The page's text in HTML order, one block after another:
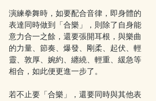
演練拳舞時，如要配合音律，即身體的
表達同時做到「合樂」，則除了自身能
意力合一之餘，還要張開耳根，與樂曲
的力量、節奏、爆發、剛柔、起伏、輕
靈、敦厚、婉約、纏繞、輕重、緩急等
相合，如此便更進一步了。
若不止要「合樂」，還要同時與其他表